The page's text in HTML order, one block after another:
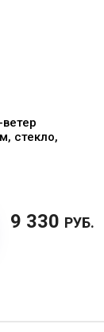
стекло,
9 330 РУБ.